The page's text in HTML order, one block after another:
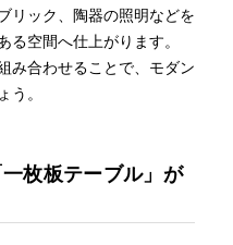
リック、陶器の照明などを
る空間へ仕上がります。
み合わせることで、モダン
う。
枚板テーブル」が